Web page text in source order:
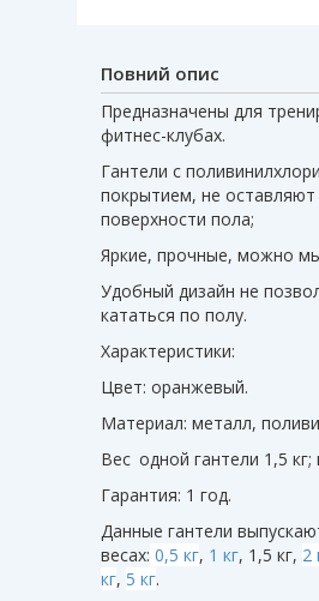
Повний опис
Предназначены для
фитнес-клубах.
Гантели с
покрытием, не оставляют
поверхности пола;
Яркие, прочные, можно
Удобный дизайн не
кататься по полу.
Характеристики:
Цвет: оранжевый.
Материал: металл,
Вес одной гантели 1,5 кг;
Гарантия: 1 год.
Данные гантели
весах: 0,5 кг, 1 кг, 1,5 кг, 2
кг, 5 кг.